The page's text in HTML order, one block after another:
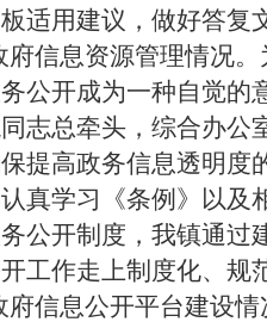
适用建议，做好答复
府信息资源管理情况。
公开成为一种自觉的
志总牵头， 综合办公
提高政务信息透明度
真学习《条例》以及
公开制度，我镇通过
工作走上制度化、规
府信息公开平台建设情